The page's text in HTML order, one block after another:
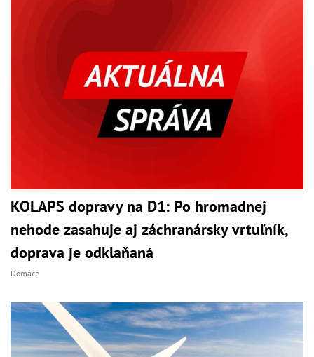
KOLAPS dopravy na D1: Po hromadnej
nehode zasahuje aj záchranársky vrtuľník,
doprava je odklaňaná
Domáce